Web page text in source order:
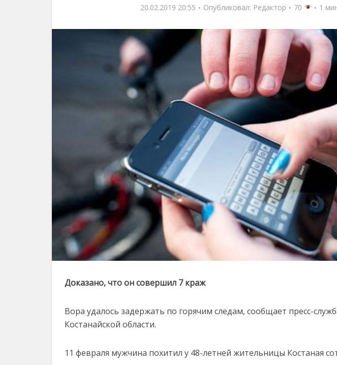
20.02.2019 20:55 Опубликовал: Редактор 70 1
Доказано, что он совершил 7 краж
Вора удалось задержать по горячим следам, сообщает пресс-
Костанайской области.
11 февраля мужчина похитил у 48-летней жительницы Костаная